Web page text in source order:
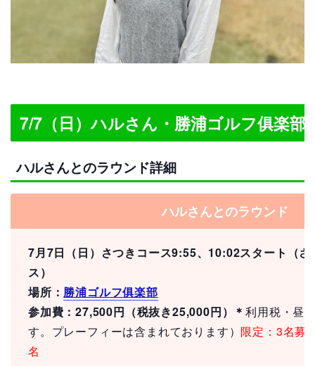
7/7（日）ハルさん・勝浦ゴルフ俱楽部
ハルさんとのラウンド詳細
ハルさんとのラウンド
7月7日（日）さつきコース9:55、10:02スタート（
ス）
場所： 勝浦ゴルフ俱楽部
参加費：27,500円（税抜き25,000円）＊利用税・昼
す。プレーフィーは含まれております） 限定：3名募
名